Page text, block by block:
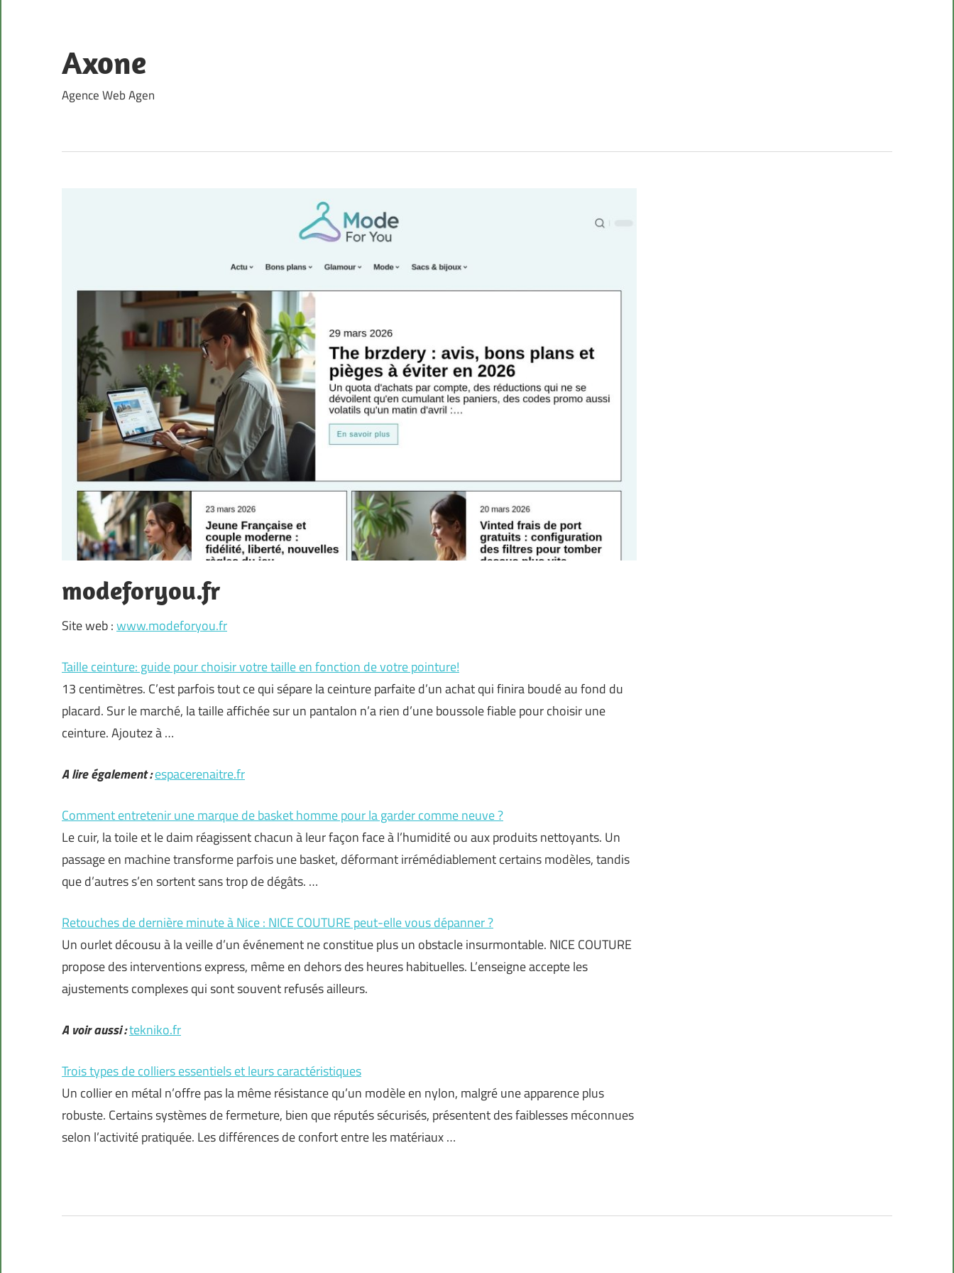
content
Axone
Agence Web Agen
modeforyou.fr
Site web :www.modeforyou.fr
Taille ceinture: guide pour choisir votre taille en fonction de votre pointure!
13 centimètres. C’est parfois tout ce qui sépare la ceinture parfaite d’un achat qui finira boudé au fond du
placard. Sur le marché, la taille affichée sur un pantalon n’a rien d’une boussole fiable pour choisir une
ceinture. Ajoutez à …
A lire également :espacerenaitre.fr
Comment entretenir une marque de basket homme pour la garder comme neuve ?
Le cuir, la toile et le daim réagissent chacun à leur façon face à l’humidité ou aux produits nettoyants. Un
passage en machine transforme parfois une basket, déformant irrémédiablement certains modèles, tandis
que d’autres s’en sortent sans trop de dégâts. …
Retouches de dernière minute à Nice : NICE COUTURE peut-elle vous dépanner ?
Un ourlet décousu à la veille d’un événement ne constitue plus un obstacle insurmontable. NICE COUTURE
propose des interventions express, même en dehors des heures habituelles. L’enseigne accepte les
ajustements complexes qui sont souvent refusés ailleurs.
A voir aussi :tekniko.fr
Trois types de colliers essentiels et leurs caractéristiques
Un collier en métal n’offre pas la même résistance qu’un modèle en nylon, malgré une apparence plus
robuste. Certains systèmes de fermeture, bien que réputés sécurisés, présentent des faiblesses méconnues
selon l’activité pratiquée. Les différences de confort entre les matériaux …